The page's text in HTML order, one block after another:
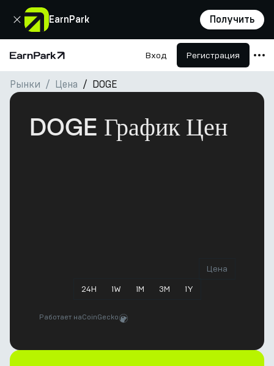
EarnPark Получить
Закрыть
Главная страница Вход Регистрация
Продукты
Рынки
Калькуляторы
Рынки Цена DOGE
DOGE График Цен
24H 1W 1M 3M 1Y
Цена
Работает наCoinGecko